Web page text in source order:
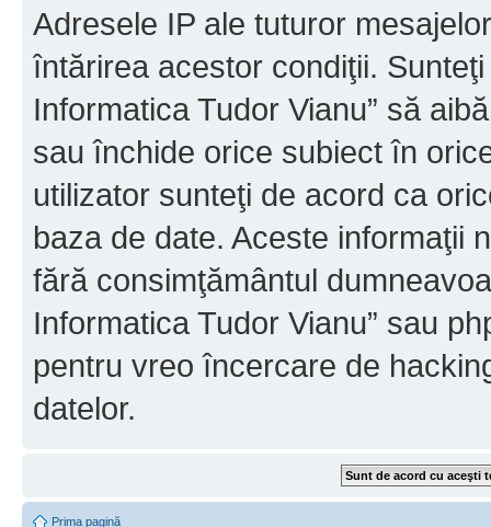
Adresele IP ale tuturor
întărirea acestor condiţii.
Informatica Tudor Vianu” să
sau închide orice subiect în
utilizator sunteţi de acord ca
baza de date. Aceste informaţii
fără consimţământul
Informatica Tudor Vianu” sau
pentru vreo încercare de
datelor.
Prima pagină